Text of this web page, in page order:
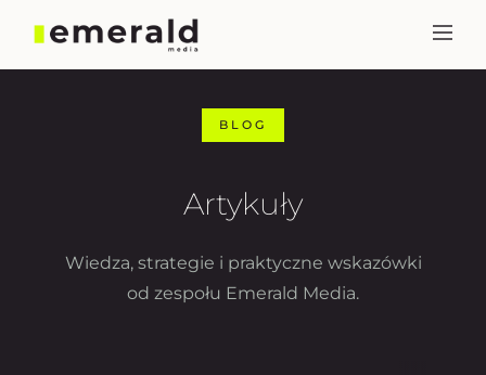
BLOG
Artykuły
Wiedza, strategie i praktyczne wskazówki
od zespołu Emerald Media.